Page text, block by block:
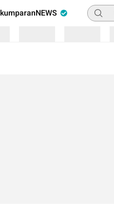
kumparanNEWS